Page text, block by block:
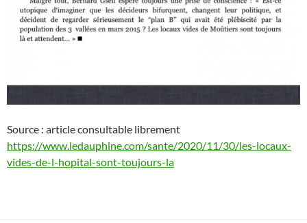
Source : article consultable librement
https://www.ledauphine.com/sante/2020/11/30/les-locaux-
vides-de-l-hopital-sont-toujours-la